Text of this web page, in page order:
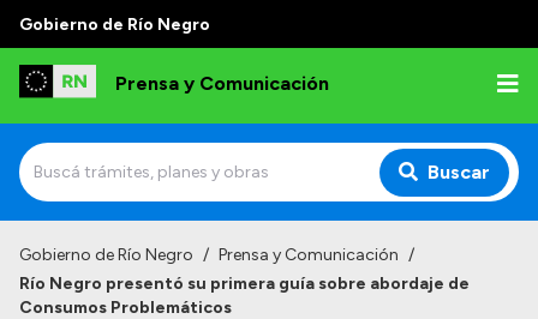
Gobierno de Río Negro
Prensa y Comunicación
Buscar
Institucional
Gobierno de Río Negro / Prensa y Comunicación /
Río Negro presentó su primera guía sobre abordaje de
Consumos Problemáticos